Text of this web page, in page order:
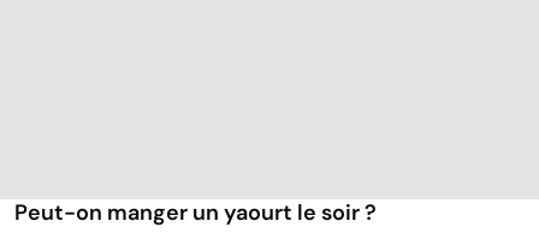
Peut-on manger un yaourt le soir ?